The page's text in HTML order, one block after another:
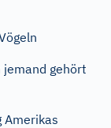
jemand gehört
Amerikas